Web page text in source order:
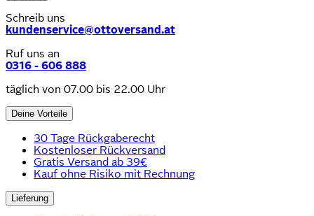
Schreib uns
kundenservice@ottoversand.at
Ruf uns an
0316 - 606 888
täglich von 07.00 bis 22.00 Uhr
Deine Vorteile
30 Tage Rückgaberecht
Kostenloser Rückversand
Gratis Versand ab 39€
Kauf ohne Risiko mit Rechnung
Lieferung